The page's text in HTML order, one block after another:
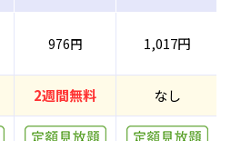
976円 1,017円
2週間無料 なし